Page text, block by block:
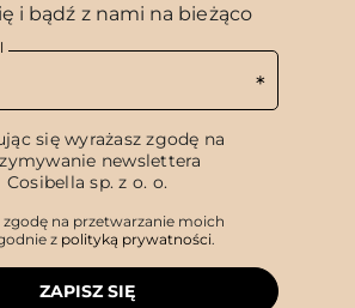
i bądź z nami na bieżąco
się wyrażasz zgodę na
newslettera
Cosibella sp. z o. o.
zgodę na przetwarzanie moich
z polityką prywatności.
ZAPISZ SIĘ